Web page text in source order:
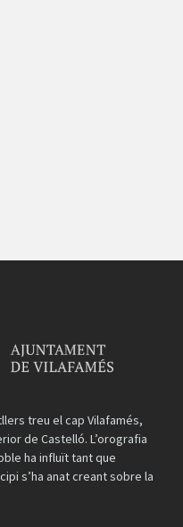
treu el cap Vilafamés,
de Castelló. L’orografia
ha influït tant que
s’ha anat creant sobre la